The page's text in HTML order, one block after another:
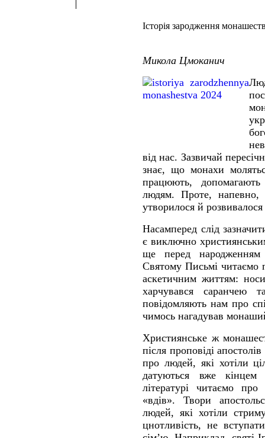
Історія зародження
Микола Цмоканич
від нас. Зазвичай
знає, що монахи
працюють,
людям. Проте, напевно,
утворилося й
Насамперед слід
є виключно
ще перед
Святому Письмі читаємо
аскетичним життям:
харчувався
повідомляють нам про
чимось нагадував
Християнське ж
після проповіді
про людей, які хотіли
датуються вже
літературі читаємо
«вдів». Твори
людей, які хотіли
цнотливість, не